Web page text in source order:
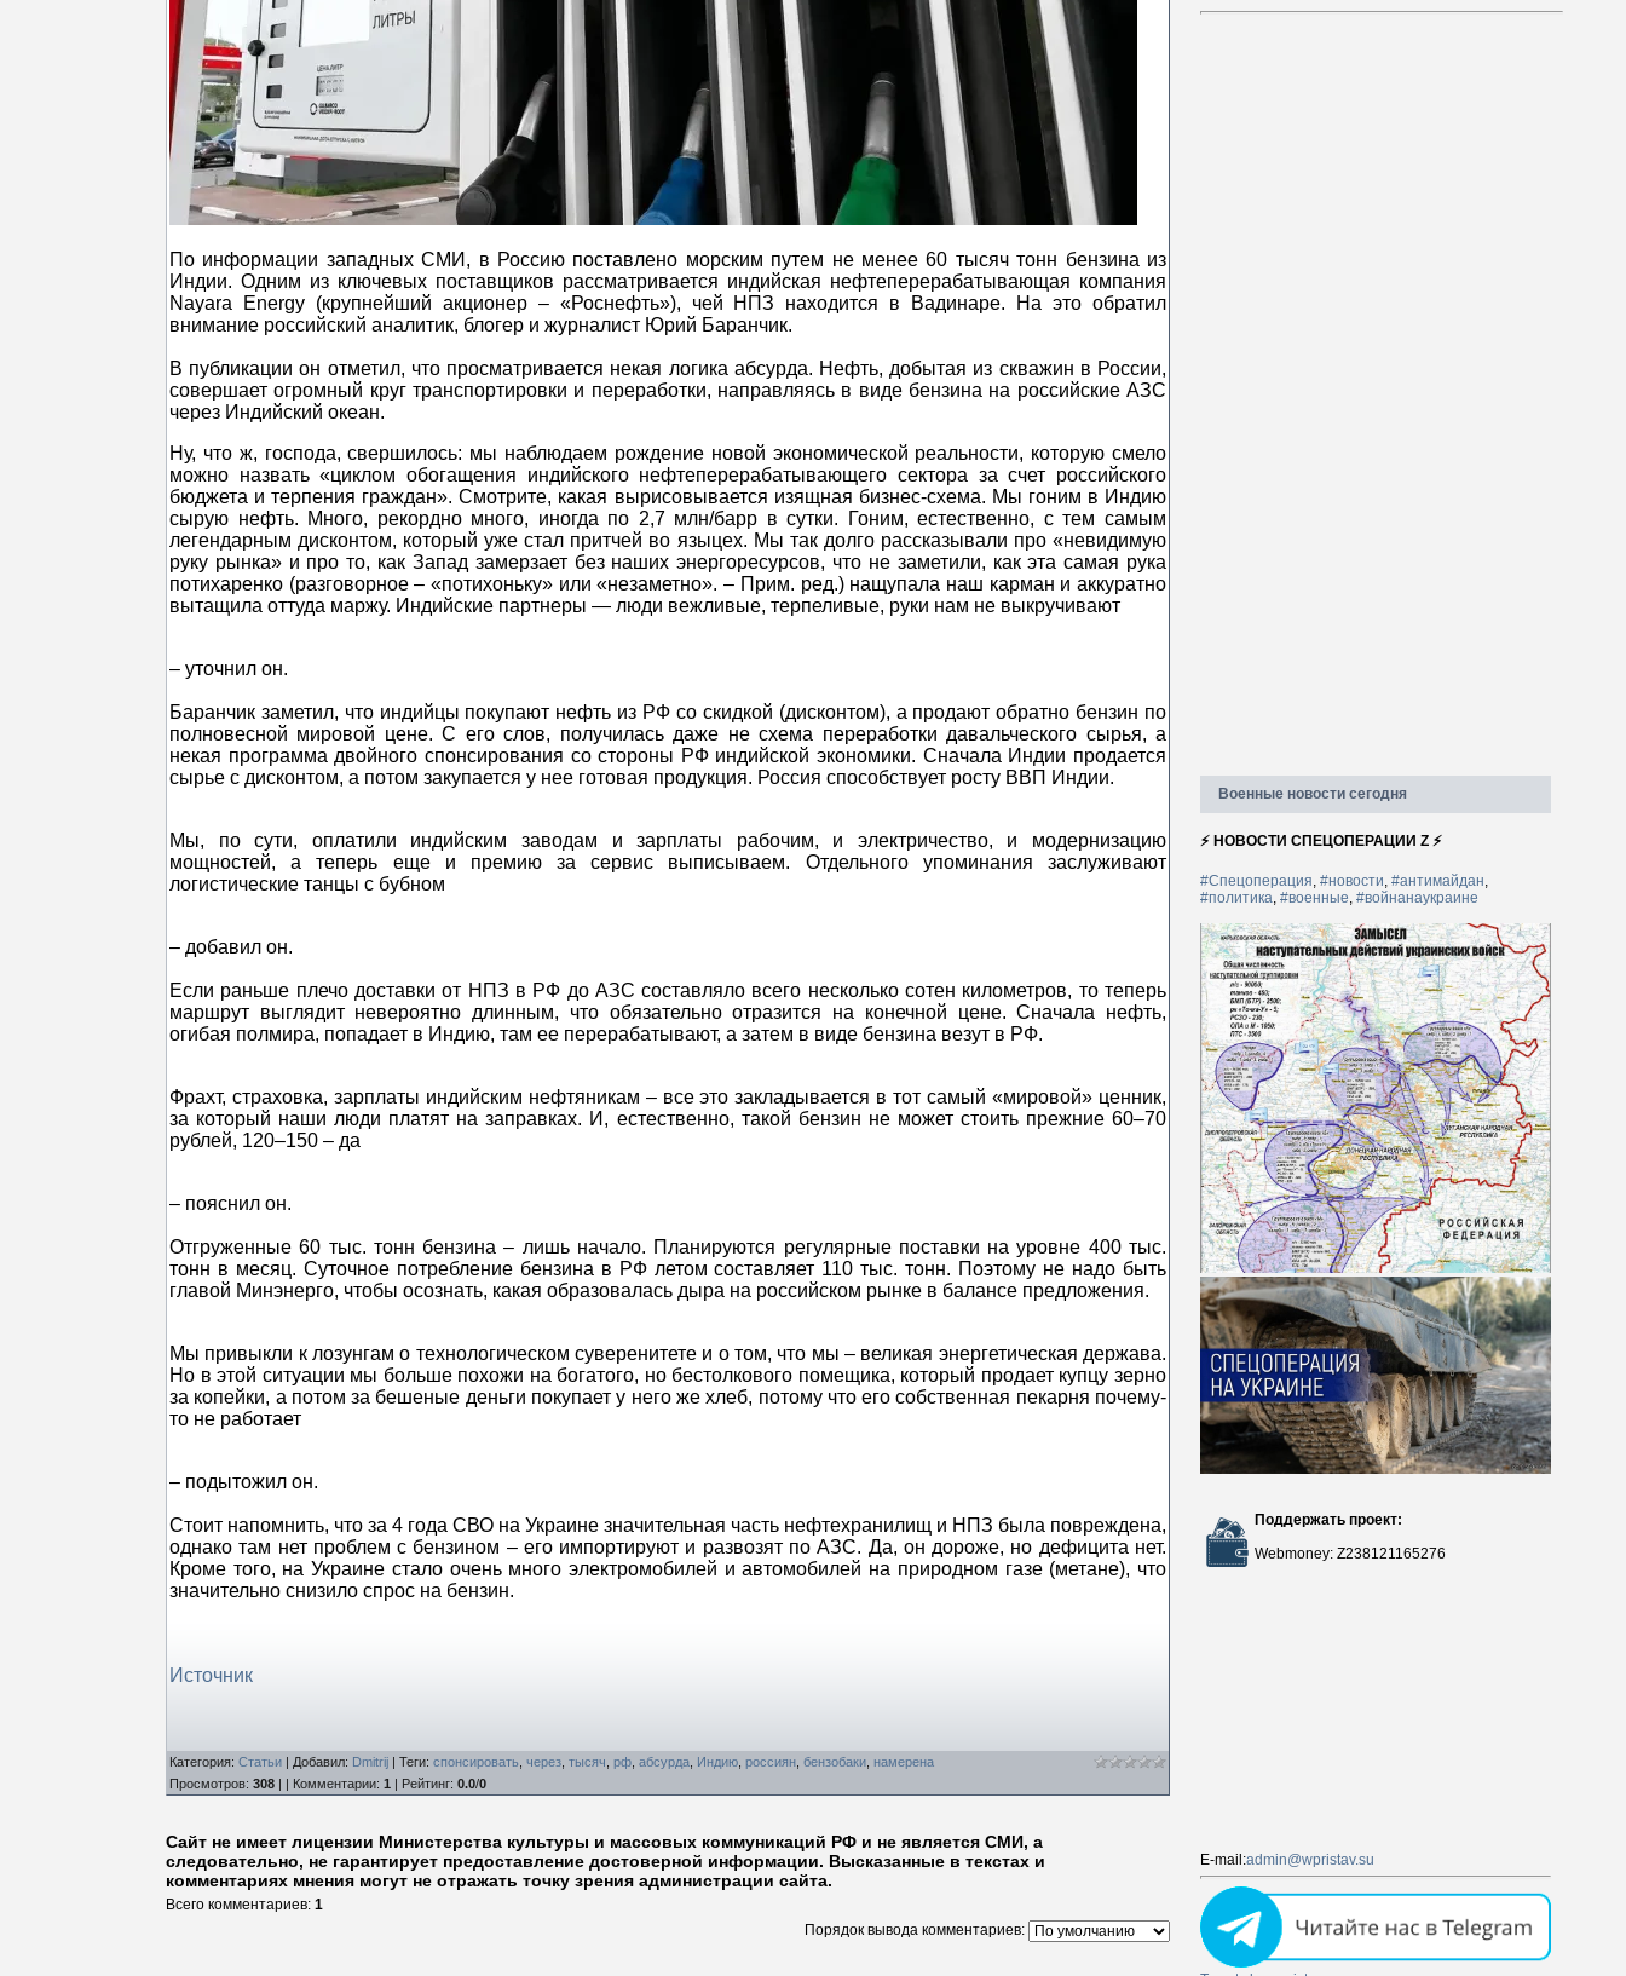
По информации западных СМИ, в Россию поставлено морским путем не менее 60 тысяч тонн бензина из
Индии. Одним из ключевых поставщиков рассматривается индийская нефтеперерабатывающая компания
Nayara Energy (крупнейший акционер – «Роснефть»), чей НПЗ находится в Вадинаре. На это обратил
внимание российский аналитик, блогер и журналист Юрий Баранчик.
В публикации он отметил, что просматривается некая логика абсурда. Нефть, добытая из скважин в России,
совершает огромный круг транспортировки и переработки, направляясь в виде бензина на российские АЗС
через Индийский океан.
Ну, что ж, господа, свершилось: мы наблюдаем рождение новой экономической реальности, которую смело
можно назвать «циклом обогащения индийского нефтеперерабатывающего сектора за счет российского
бюджета и терпения граждан». Смотрите, какая вырисовывается изящная бизнес-схема. Мы гоним в Индию
сырую нефть. Много, рекордно много, иногда по 2,7 млн/барр в сутки. Гоним, естественно, с тем самым
легендарным дисконтом, который уже стал притчей во языцех. Мы так долго рассказывали про «невидимую
руку рынка» и про то, как Запад замерзает без наших энергоресурсов, что не заметили, как эта самая рука
потихаренко (разговорное – «потихоньку» или «незаметно». – Прим. ред.) нащупала наш карман и аккуратно
вытащила оттуда маржу. Индийские партнеры — люди вежливые, терпеливые, руки нам не выкручивают
– уточнил он.
Баранчик заметил, что индийцы покупают нефть из РФ со скидкой (дисконтом), а продают обратно бензин по
полновесной мировой цене. С его слов, получилась даже не схема переработки давальческого сырья, а
некая программа двойного спонсирования со стороны РФ индийской экономики. Сначала Индии продается
сырье с дисконтом, а потом закупается у нее готовая продукция. Россия способствует росту ВВП Индии.
Мы, по сути, оплатили индийским заводам и зарплаты рабочим, и электричество, и модернизацию
мощностей, а теперь еще и премию за сервис выписываем. Отдельного упоминания заслуживают
логистические танцы с бубном
– добавил он.
Если раньше плечо доставки от НПЗ в РФ до АЗС составляло всего несколько сотен километров, то теперь
маршрут выглядит невероятно длинным, что обязательно отразится на конечной цене. Сначала нефть,
огибая полмира, попадает в Индию, там ее перерабатывают, а затем в виде бензина везут в РФ.
Фрахт, страховка, зарплаты индийским нефтяникам – все это закладывается в тот самый «мировой» ценник,
за который наши люди платят на заправках. И, естественно, такой бензин не может стоить прежние 60–70
рублей, 120–150 – да
– пояснил он.
Отгруженные 60 тыс. тонн бензина – лишь начало. Планируются регулярные поставки на уровне 400 тыс.
тонн в месяц. Суточное потребление бензина в РФ летом составляет 110 тыс. тонн. Поэтому не надо быть
главой Минэнерго, чтобы осознать, какая образовалась дыра на российском рынке в балансе предложения.
Мы привыкли к лозунгам о технологическом суверенитете и о том, что мы – великая энергетическая держава.
Но в этой ситуации мы больше похожи на богатого, но бестолкового помещика, который продает купцу зерно
за копейки, а потом за бешеные деньги покупает у него же хлеб, потому что его собственная пекарня почему-
то не работает
– подытожил он.
Стоит напомнить, что за 4 года СВО на Украине значительная часть нефтехранилищ и НПЗ была повреждена,
однако там нет проблем с бензином – его импортируют и развозят по АЗС. Да, он дороже, но дефицита нет.
Кроме того, на Украине стало очень много электромобилей и автомобилей на природном газе (метане), что
значительно снизило спрос на бензин.
Источник
Категория: Статьи | Добавил: Dmitrij | Теги: спонсировать через тысяч рф абсурда Индию россиян бензобаки намерена
Просмотров: 308 | | Комментарии: 1 | Рейтинг: 0.0/0
Сайт не имеет лицензии Министерства культуры и массовых коммуникаций РФ и не является СМИ, а
следовательно, не гарантирует предоставление достоверной информации. Высказанные в текстах и
комментариях мнения могут не отражать точку зрения администрации сайта.
Всего комментариев: 1
Порядок вывода комментариев:
Военные новости сегодня
⚡ НОВОСТИ СПЕЦОПЕРАЦИИ Z ⚡
#Спецоперация, #новости, #антимайдан,
#политика, #военные, #войнанаукраине
Поддержать проект:
Webmoney: Z238121165276
E-mail:admin@wpristav.su